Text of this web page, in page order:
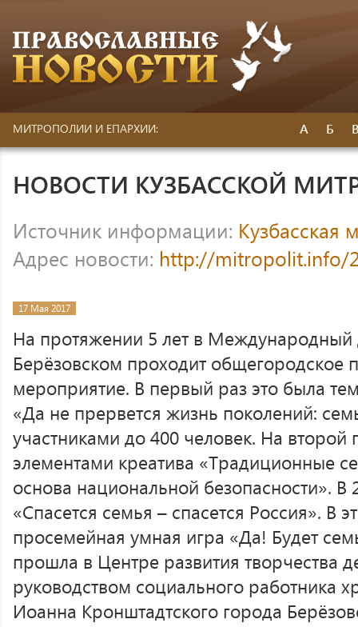
МИТРОПОЛИИ И ЕПАРХИИ: А Б
НОВОСТИ КУЗБАССКОЙ
Источник информации: Кузбасская
Адрес новости: http://mitropolit.info/
17 Мая 2017
На протяжении 5 лет в Международный
Берёзовском проходит общегородское
мероприятие. В первый раз это была
«Да не прервется жизнь поколений:
участниками до 400 человек. На второй
элементами креатива «Традиционные
основа национальной безопасности». В
«Спасется семья – спасется Россия». В
просемейная умная игра «Да! Будет
прошла в Центре развития творчества
руководством социального работника
Иоанна Кронштадтского города